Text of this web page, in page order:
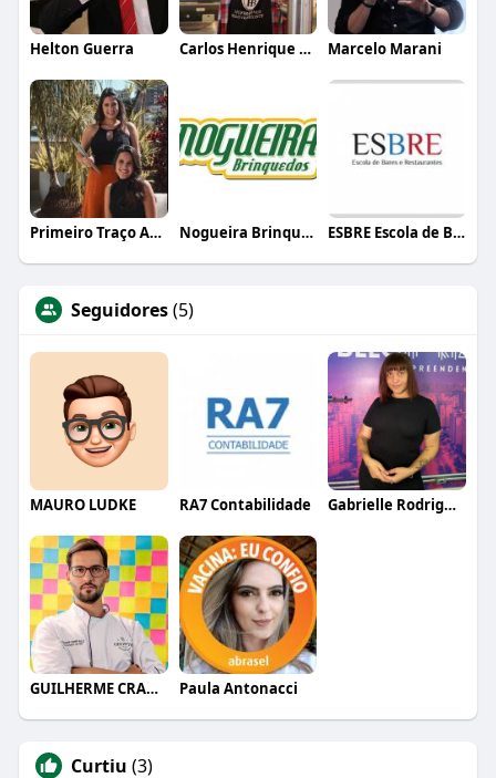
Helton Guerra Carlos Henrique de Faria Vasconcelos Marcelo Marani
Primeiro Traço Arquitetura Nogueira Brinquedos ESBRE Escola de Bares e Restaurantes
Seguidores(5)
MAURO LUDKE RA7 Contabilidade Gabrielle Rodrigues
GUILHERME CRAMER BALLE Paula Antonacci
Curtiu (3)